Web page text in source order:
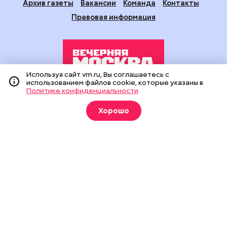
Архив газеты
Вакансии Команда
Контакты
Правовая информация
Издание создано при финансовой поддержке Департамента
средств массовой информации и рекламы города Москвы.
На сайте применяются рекомендательные технологии
(информационные технологии предоставления информации
Используя сайт vm.ru, Вы соглашаетесь с
использованием файлов cookie, которые указаны в
Политике конфиденциальности
Хорошо